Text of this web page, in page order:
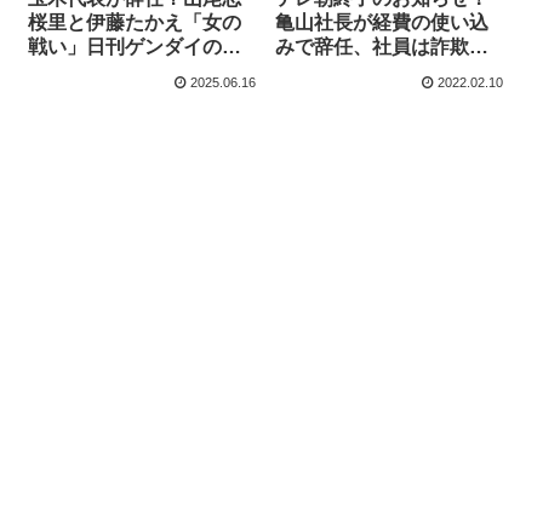
桜里と伊藤たかえ「女の
戦い」日刊ゲンダイの妄
2025.06.16
亀山社長が経費の使い込
みで辞任、社員は詐欺で
2022.02.10